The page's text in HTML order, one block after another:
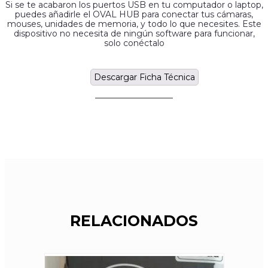
Si se te acabaron los puertos USB en tu computador o laptop,
puedes añadirle el OVAL HUB para conectar tus cámaras,
mouses, unidades de memoria, y todo lo que necesites. Este
dispositivo no necesita de ningún software para funcionar,
solo conéctalo
Descargar Ficha Técnica
RELACIONADOS